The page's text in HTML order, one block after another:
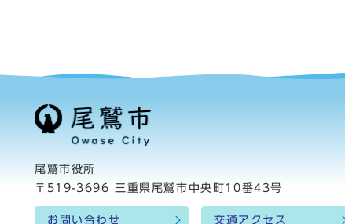
尾鷲市役所
〒519-3696 三重県尾鷲市中央町10番43号
お問い合わせ 交通アクセス